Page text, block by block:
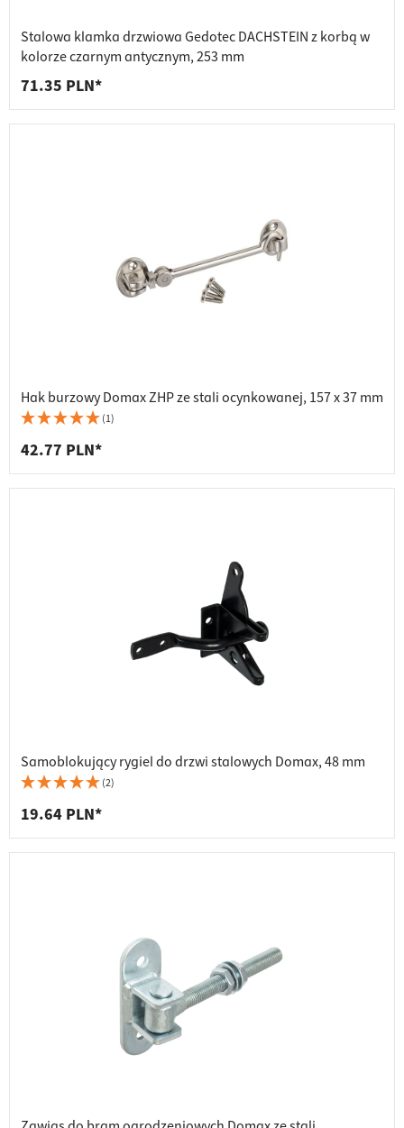
Stalowa klamka drzwiowa Gedotec DACHSTEIN z korbą w
kolorze czarnym antycznym, 253 mm
71.35 PLN*
Hak burzowy Domax ZHP ze stali ocynkowanej, 157 x 37 mm
(1)
42.77 PLN*
Samoblokujący rygiel do drzwi stalowych Domax, 48 mm
(2)
19.64 PLN*